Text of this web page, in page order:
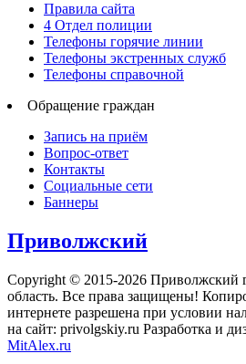
Правила сайта
4 Отдел полиции
Телефоны горячие линии
Телефоны экстренных служб
Телефоны справочной
Обращение граждан
Запись на приём
Вопрос-ответ
Контакты
Социальные сети
Баннеры
Приволжский
Copyright © 2015-2026 Приволжский
область. Все права защищены!
интернете разрешена при условии
на сайт: privolgskiy.ru Разработка и
MitAlex.ru